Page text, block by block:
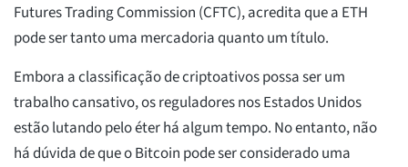
Futures Trading Commission (CFTC), acredita que a ETH
pode ser tanto uma mercadoria quanto um título.
Embora a classificação de criptoativos possa ser um
trabalho cansativo, os reguladores nos Estados Unidos
estão lutando pelo éter há algum tempo. No entanto, não
há dúvida de que o Bitcoin pode ser considerado uma